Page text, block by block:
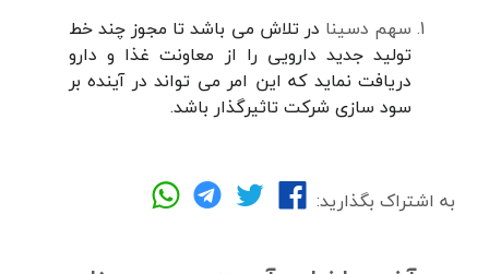
سهم دسینا در تلاش می باشد تا مجوز چند خط
تولید جدید دارویی را از معاونت غذا و دارو
دریافت نماید که این امر می تواند در آینده بر
سود سازی شرکت تاثیرگذار باشد.
به اشتراک بگذارید: